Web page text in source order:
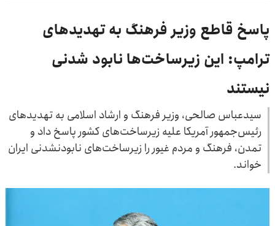
پاسخ قاطع وزیر فرهنگ به تهدیدهای
ترامپ: این زیرساخت‌ها نابود شدنی
نیستند
سیدعباس صالحی، وزیر فرهنگ و ارشاد اسلامی به تهدیدهای
رئیس‌جمهور آمریکا علیه زیرساخت‌های کشور پاسخ داد و
تمدن، فرهنگ و مردم غیور را زیرساخت‌های نابودنشدنی ایران
خواند.